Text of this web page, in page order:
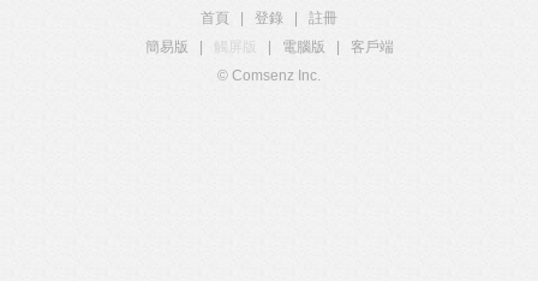
首頁 登錄
註冊
簡易版
觸屏版 電腦版
客戶端
© Comsenz Inc.